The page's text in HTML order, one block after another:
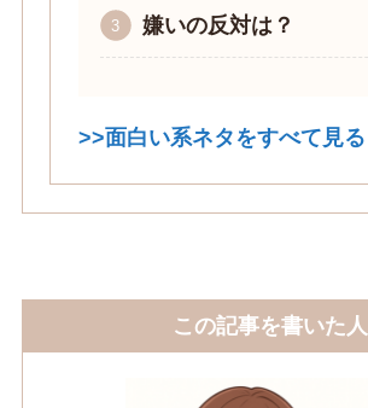
嫌いの反対は？
>>面白い系ネタをすべて見る
この記事を書いた人